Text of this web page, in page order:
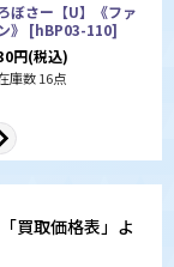
ぼさー【U】《ファ
ン》 [hBP03-110]
円(税込)
庫数 16点
買取価格表」よ